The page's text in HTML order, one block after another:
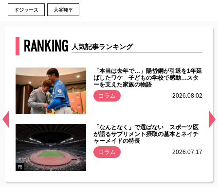
ドジャース 大谷翔平
RANKING 人気記事ランキング
常
「本当は去年で…」陽岱鋼が引退を1年延
ばしたワケ 子どもの学校で感動…スタ
ーを支えた家族の物語
コラム
2026.08.02
PR
「なんとなく」で選ばない スポーツ医
が語るサプリメント摂取の基本とネイチ
ャーメイドの特長
コラム
2026.07.17